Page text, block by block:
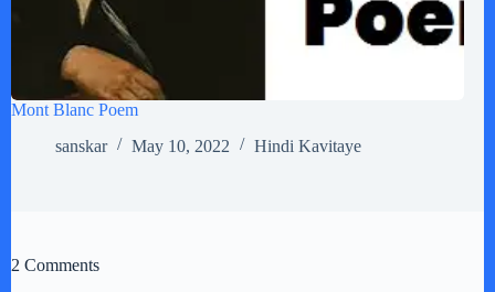
Mont Blanc Poem
sanskar
May 10, 2022 Hindi Kavitaye
2 Comments